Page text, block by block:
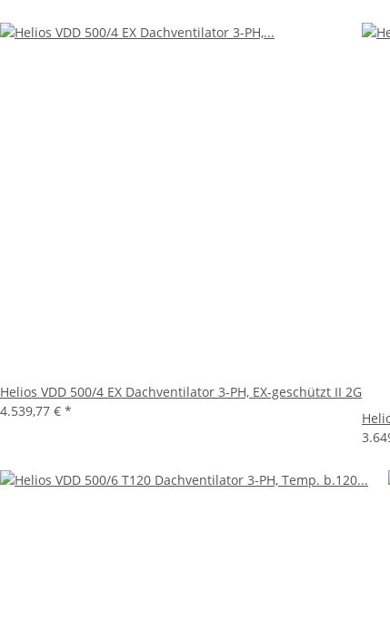
Helios VDD 500/4 EX Dachventilator 3-PH, EX-geschützt II 2G
4.539,77 € *